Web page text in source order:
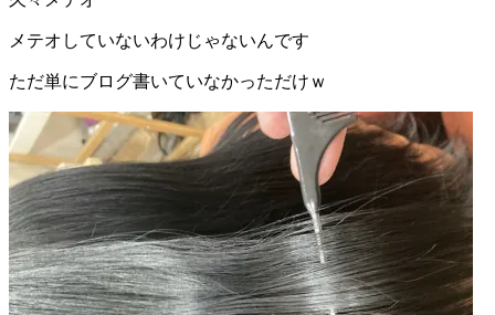
メテオしていないわけじゃないんです
ただ単にブログ書いていなかっただけｗ